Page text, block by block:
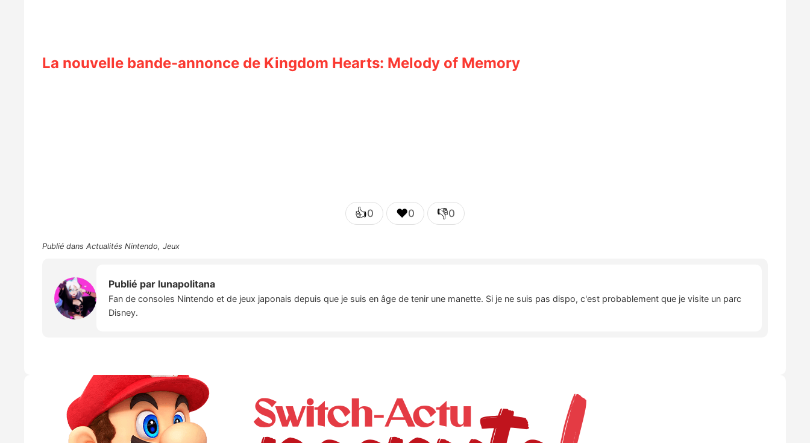
La nouvelle bande-annonce de Kingdom Hearts: Melody of Memory
👍0 ❤️0 👎0
Publié dans Actualités Nintendo, Jeux
Publié par lunapolitana
Fan de consoles Nintendo et de jeux japonais depuis que je suis en âge de tenir une manette. Si je ne suis pas dispo, c'est probablement que je visite un parc
Disney.